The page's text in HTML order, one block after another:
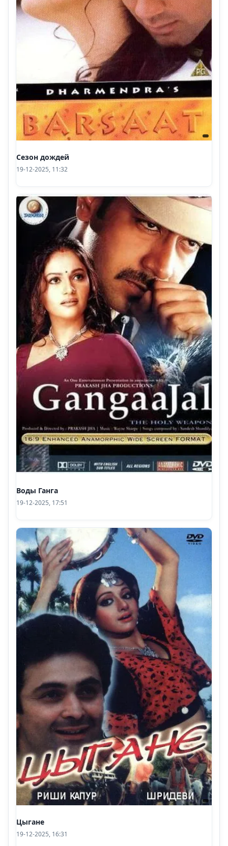
Сезон дождей
19-12-2025, 11:32
Воды Ганга
19-12-2025, 17:51
Цыгане
19-12-2025, 16:31